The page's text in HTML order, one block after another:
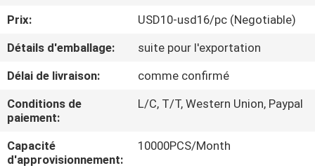
L'USINE
CONTRÔLE
DE
LA
QUALITÉ
Prix:
USD10-usd16/pc (Negotiable)
Détails d'emballage:
suite pour l'exportation
Délai de livraison:
comme confirmé
Conditions de
paiement:
L/C, T/T, Western Union, Paypal
Capacité
d'approvisionnement:
10000PCS/Month